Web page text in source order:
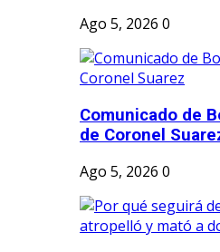
Ago 5, 2026 0
Comunicado de
de Coronel
Ago 5, 2026 0